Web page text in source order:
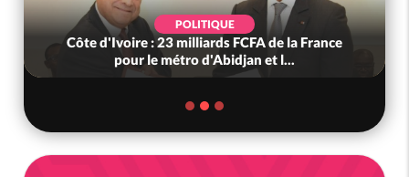
POLITIQUE
Côte d'Ivoire : 23 milliards FCFA de la France
pour le métro d'Abidjan et l...